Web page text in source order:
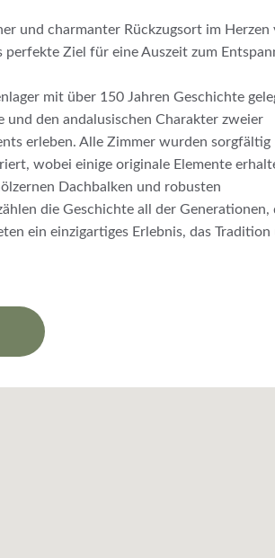
und charmanter Rückzugsort im Herzen
perfekte Ziel für eine Auszeit zum
mit über 150 Jahren Geschichte
und den andalusischen Charakter zweier
erleben. Alle Zimmer wurden sorgfältig
wobei einige originale Elemente
Dachbalken und robusten
die Geschichte all der Generationen,
ein einzigartiges Erlebnis, das Tradition